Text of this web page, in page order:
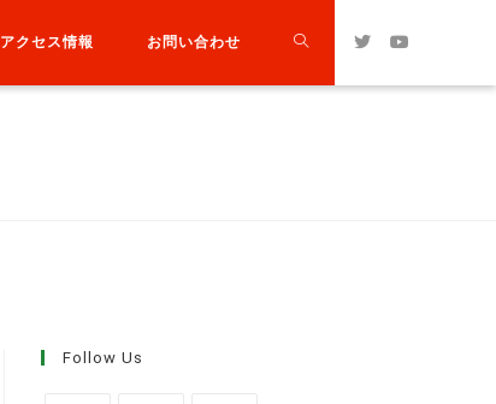
アクセス情報 お問い合わせ
Follow Us